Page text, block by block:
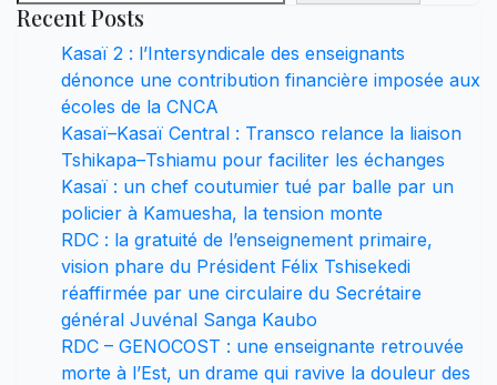
Recent Posts
Kasaï 2 : l’Intersyndicale des enseignants
dénonce une contribution financière imposée aux
écoles de la CNCA
Kasaï–Kasaï Central : Transco relance la liaison
Tshikapa–Tshiamu pour faciliter les échanges
Kasaï : un chef coutumier tué par balle par un
policier à Kamuesha, la tension monte
RDC : la gratuité de l’enseignement primaire,
vision phare du Président Félix Tshisekedi
réaffirmée par une circulaire du Secrétaire
général Juvénal Sanga Kaubo
RDC – GENOCOST : une enseignante retrouvée
morte à l’Est, un drame qui ravive la douleur des